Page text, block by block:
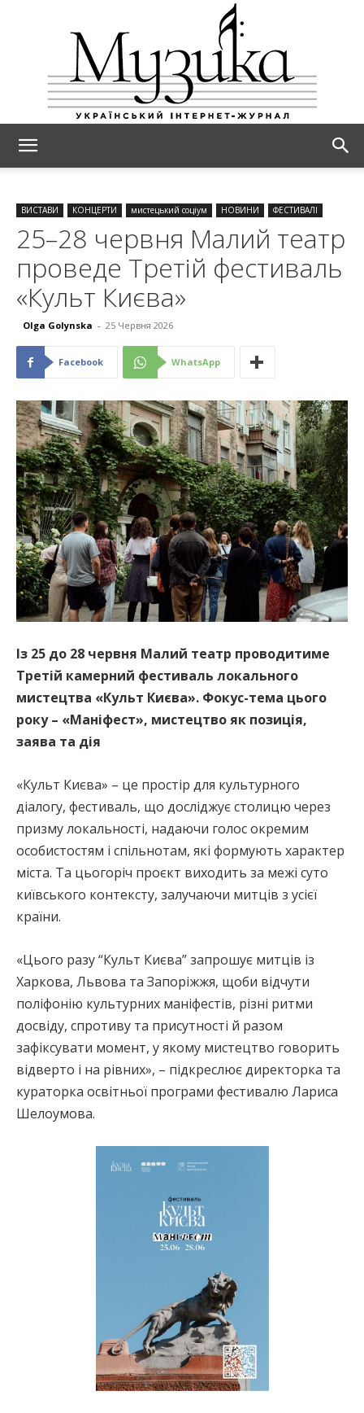
ВИСТАВИ КОНЦЕРТИ мистецький соціум НОВИНИ ФЕСТИВАЛІ
25–28 червня Малий театр
проведе Третій фестиваль
«Культ Києва»
Olga Golynska - 25 Червня 2026
Facebook WhatsApp
Із 25 до 28 червня Малий театр проводитиме
Третій камерний фестиваль локального
мистецтва «Культ Києва». Фокус-тема цього
року – «Маніфест», мистецтво як позиція,
заява та дія
«Культ Києва» – це простір для культурного
діалогу, фестиваль, що досліджує столицю через
призму локальності, надаючи голос окремим
особистостям і спільнотам, які формують характер
міста. Та цьогоріч проєкт виходить за межі суто
київського контексту, залучаючи митців з усієї
країни.
«Цього разу “Культ Києва” запрошує митців із
Харкова, Львова та Запоріжжя, щоби відчути
поліфонію культурних маніфестів, різні ритми
досвіду, спротиву та присутності й разом
зафіксувати момент, у якому мистецтво говорить
відверто і на рівних», – підкреслює директорка та
кураторка освітньої програми фестивалю Лариса
Шелоумова.